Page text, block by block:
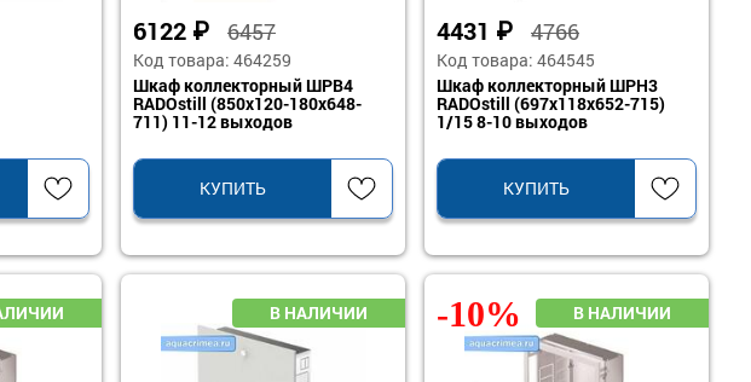
6122 ₽ 6457
Код товара: 464259
Шкаф коллекторный ШРВ4
RADOstill (850x120-180x648-
711) 11-12 выходов
КУПИТЬ
4431 ₽ 4766
Код товара: 464545
Шкаф коллекторный ШРН3
RADOstill (697x118x652-715)
1/15 8-10 выходов
КУПИТЬ
-10%